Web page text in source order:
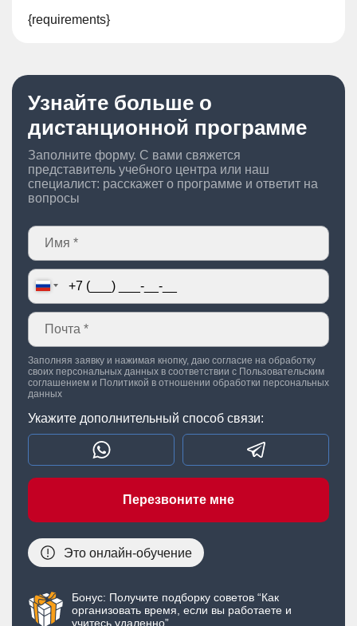
{requirements}
Узнайте больше о
дистанционной программе
Заполните форму. С вами свяжется
представитель учебного центра или наш
специалист: расскажет о программе и ответит на
вопросы
Бонус: Получите подборку советов “Как
организовать время, если вы работаете и
учитесь удаленно”
Заполняя заявку и нажимая кнопку, даю согласие на обработку
своих персональных данных в соответствии с Пользовательским
соглашением и Политикой в отношении обработки персональных
данных
Укажите дополнительный способ связи:
Перезвоните мне
Это онлайн-обучение